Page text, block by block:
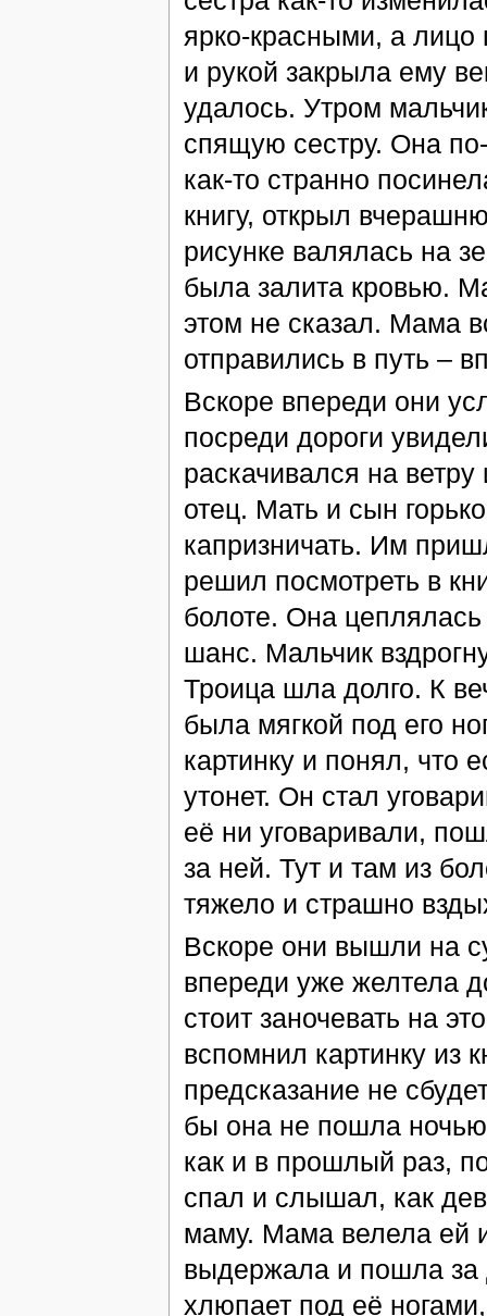
ярко-красными, а лицо
и рукой закрыла ему
удалось. Утром
спящую сестру. Она
как-то странно
книгу, открыл
рисунке валялась на
была залита кровью.
этом не сказал. Мама
отправились в путь –
Вскоре впереди они
посреди дороги
раскачивался на
отец. Мать и сын
капризничать. Им
решил посмотреть в
болоте. Она цеплялась
шанс. Мальчик
Троица шла долго. К
была мягкой под его
картинку и понял, что
утонет. Он стал
её ни уговаривали,
за ней. Тут и там из
тяжело и страшно
Вскоре они вышли на
впереди уже желтела
стоит заночевать на
вспомнил картинку из
предсказание не
бы она не пошла
как и в прошлый раз,
спал и слышал, как
маму. Мама велела ей
выдержала и пошла
хлюпает под её